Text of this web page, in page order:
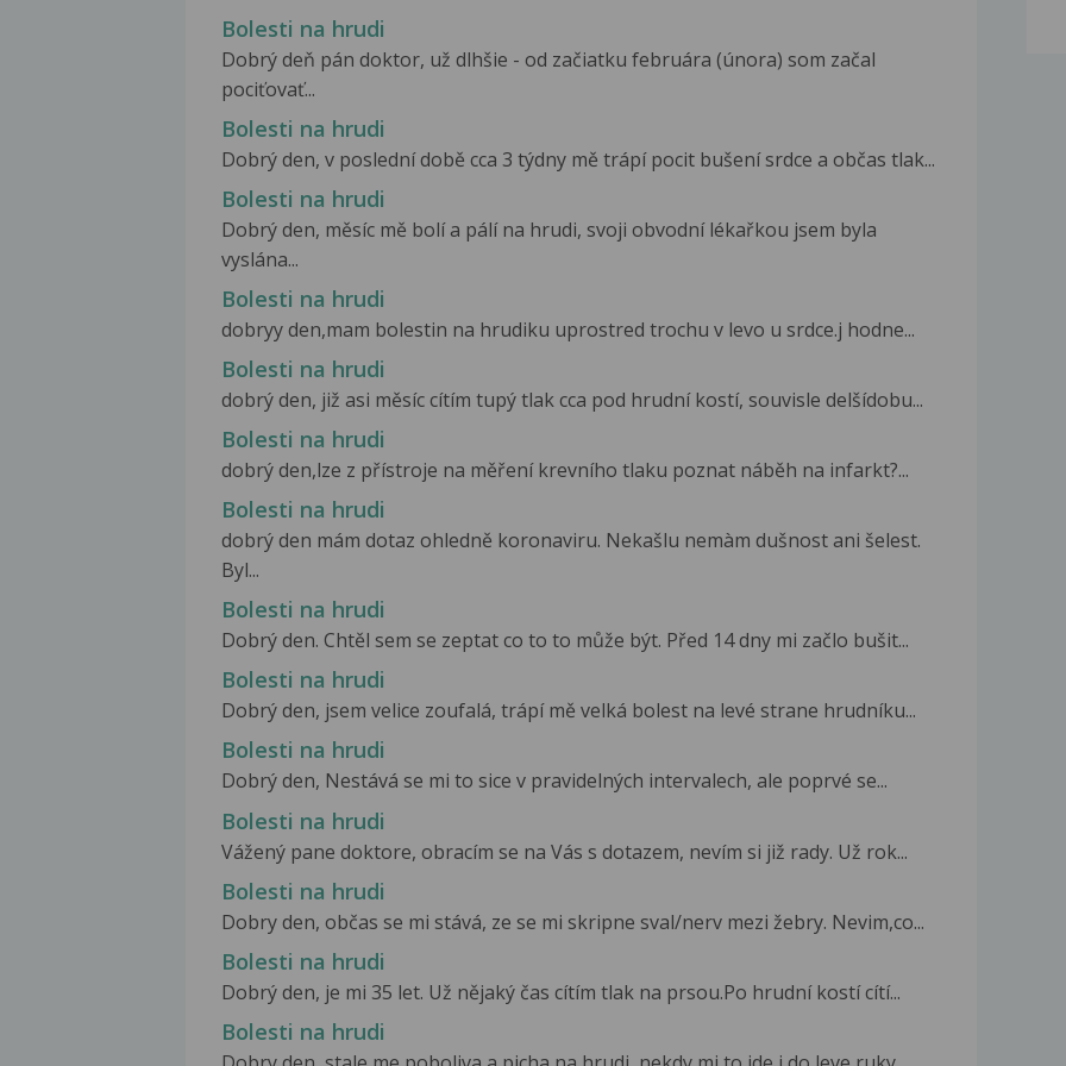
Bolesti na hrudi
Dobrý deň pán doktor, už dlhšie - od začiatku februára (února) som začal
pociťovať...
Bolesti na hrudi
Dobrý den, v poslední době cca 3 týdny mě trápí pocit bušení srdce a občas tlak...
Bolesti na hrudi
Dobrý den, měsíc mě bolí a pálí na hrudi, svoji obvodní lékařkou jsem byla
vyslána...
Bolesti na hrudi
dobryy den,mam bolestin na hrudiku uprostred trochu v levo u srdce.j hodne...
Bolesti na hrudi
dobrý den, již asi měsíc cítím tupý tlak cca pod hrudní kostí, souvisle delšídobu...
Bolesti na hrudi
dobrý den,lze z přístroje na měření krevního tlaku poznat náběh na infarkt?...
Bolesti na hrudi
dobrý den mám dotaz ohledně koronaviru. Nekašlu nemàm dušnost ani šelest.
Byl...
Bolesti na hrudi
Dobrý den. Chtěl sem se zeptat co to to může být. Před 14 dny mi začlo bušit...
Bolesti na hrudi
Dobrý den, jsem velice zoufalá, trápí mě velká bolest na levé strane hrudníku...
Bolesti na hrudi
Dobrý den, Nestává se mi to sice v pravidelných intervalech, ale poprvé se...
Bolesti na hrudi
Vážený pane doktore, obracím se na Vás s dotazem, nevím si již rady. Už rok...
Bolesti na hrudi
Dobry den, občas se mi stává, ze se mi skripne sval/nerv mezi žebry. Nevim,co...
Bolesti na hrudi
Dobrý den, je mi 35 let. Už nějaký čas cítím tlak na prsou.Po hrudní kostí cítí...
Bolesti na hrudi